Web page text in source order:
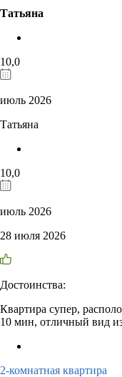
Татьяна
10,0
июль 2026
Татьяна
10,0
июль 2026
28 июля 2026
Достоинства:
Квартира супер,
10 мин, отличный вид
2-комнатная квартира